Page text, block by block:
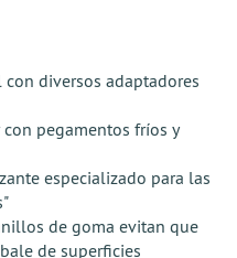
diversos adaptadores
pegamentos fríos y
especializado para las
de goma evitan que
de superficies